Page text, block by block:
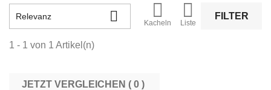
Relevanz  
Kacheln

Liste
FILTER
1 - 1 von 1 Artikel(n)
JETZT VERGLEICHEN ( 0